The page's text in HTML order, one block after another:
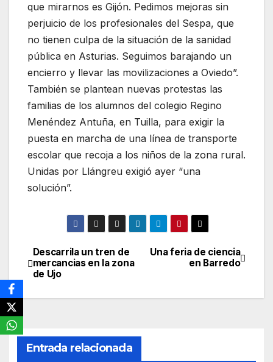
que mirarnos es Gijón. Pedimos mejoras sin
perjuicio de los profesionales del Sespa, que
no tienen culpa de la situación de la sanidad
pública en Asturias. Seguimos barajando un
encierro y llevar las movilizaciones a Oviedo”.
También se plantean nuevas protestas las
familias de los alumnos del colegio Regino
Menéndez Antuña, en Tuilla, para exigir la
puesta en marcha de una línea de transporte
escolar que recoja a los niños de la zona rural.
Unidas por Llángreu exigió ayer “una
solución”.
Navegación
de
Una feria de ciencia
en Barredo
Descarrila un tren de
mercancias en la zona
de Ujo
Entrada relacionada